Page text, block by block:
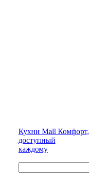
Кухни Mall Комфорт,
доступный
каждому